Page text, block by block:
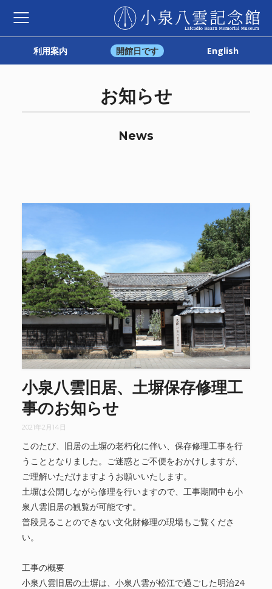
利用案内 開館日です English
お知らせ
News
小泉八雲旧居、土塀保存修理工
事のお知らせ
2021年2月14日
このたび、旧居の土塀の老朽化に伴い、保存修理工事を行
うこととなりました。ご迷惑とご不便をおかけしますが、
ご理解いただけますようお願いいたします。
土塀は公開しながら修理を行いますので、工事期間中も小
泉八雲旧居の観覧が可能です。
普段見ることのできない文化財修理の現場もご覧くださ
い。
工事の概要
小泉八雲旧居の土塀は、小泉八雲が松江で過ごした明治24